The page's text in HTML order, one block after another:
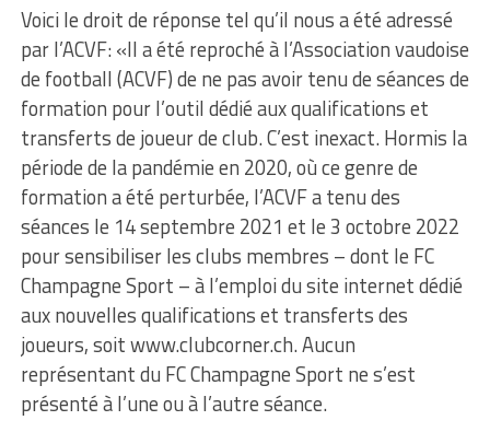
Voici le droit de réponse tel qu’il nous a été adressé
par l’ACVF: «Il a été reproché à l’Association vaudoise
de football (ACVF) de ne pas avoir tenu de séances de
formation pour I’outil dédié aux qualifications et
transferts de joueur de club. C’est inexact. Hormis Ia
période de la pandémie en 2020, où ce genre de
formation a été perturbée, l’ACVF a tenu des
séances le 14 septembre 2021 et Ie 3 octobre 2022
pour sensibiliser les clubs membres – dont le FC
Champagne Sport – à I’emploi du site internet dédié
aux nouvelles qualifications et transferts des
joueurs, soit www.clubcorner.ch. Aucun
représentant du FC Champagne Sport ne s’est
présenté à I’une ou à I’autre séance.